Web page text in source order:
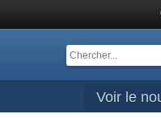
Voir le